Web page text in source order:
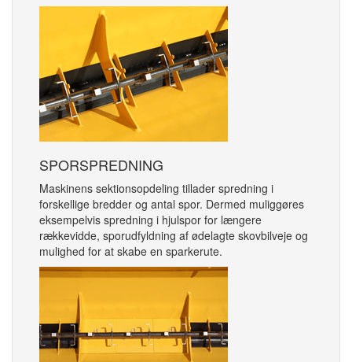
SPORSPREDNING
Maskinens sektionsopdeling tillader spredning i
forskellige bredder og antal spor. Dermed muliggøres
eksempelvis spredning i hjulspor for længere
rækkevidde, sporudfyldning af ødelagte skovbilveje og
mulighed for at skabe en sparkerute.